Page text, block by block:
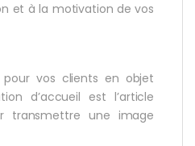
et à la motivation de vos
pour vos clients en objet
d’accueil est l’article
transmettre une image